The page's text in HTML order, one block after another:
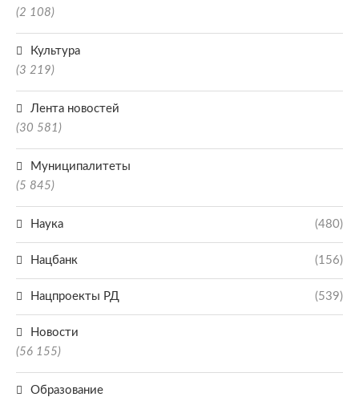
(2 108)
Культура
(3 219)
Лента новостей
(30 581)
Муниципалитеты
(5 845)
Наука (480)
Нацбанк (156)
Нацпроекты РД (539)
Новости
(56 155)
Образование